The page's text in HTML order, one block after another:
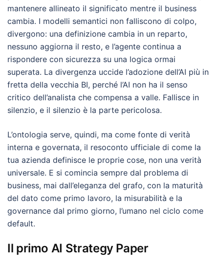
mantenere allineato il significato mentre il business
cambia. I modelli semantici non falliscono di colpo,
divergono: una definizione cambia in un reparto,
nessuno aggiorna il resto, e l’agente continua a
rispondere con sicurezza su una logica ormai
superata. La divergenza uccide l’adozione dell’AI più in
fretta della vecchia BI, perché l’AI non ha il senso
critico dell’analista che compensa a valle. Fallisce in
silenzio, e il silenzio è la parte pericolosa.
L’ontologia serve, quindi, ma come fonte di verità
interna e governata, il resoconto ufficiale di come la
tua azienda definisce le proprie cose, non una verità
universale. E si comincia sempre dal problema di
business, mai dall’eleganza del grafo, con la maturità
del dato come primo lavoro, la misurabilità e la
governance dal primo giorno, l’umano nel ciclo come
default.
Il primo AI Strategy Paper